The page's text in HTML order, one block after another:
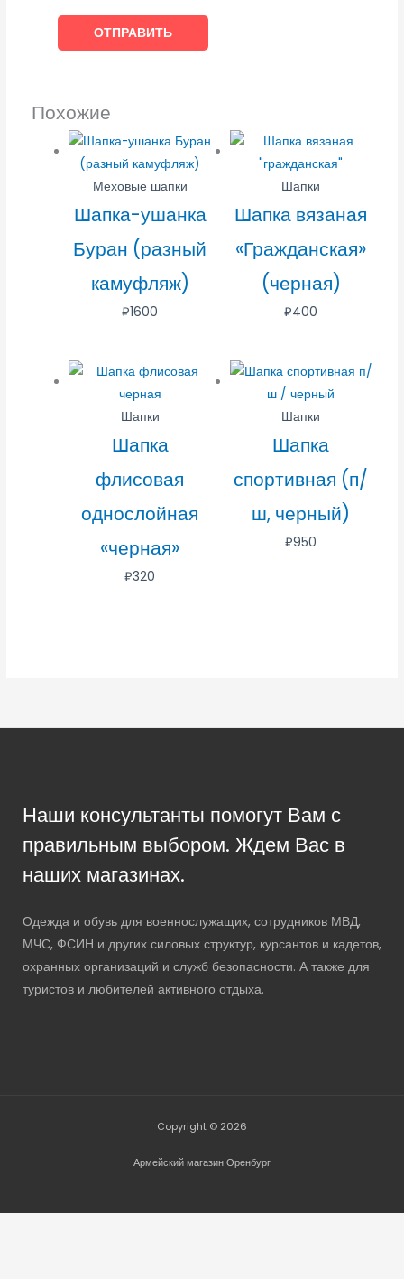
Похожие
Меховые шапки
Шапка-ушанка
Буран (разный
камуфляж)
₽1600
Шапки
Шапка вязаная
«Гражданская»
(черная)
₽400
Шапки
Шапка
флисовая
однослойная
«черная»
₽320
Шапки
Шапка
спортивная (п/
ш, черный)
₽950
Наши консультанты помогут Вам с
правильным выбором. Ждем Вас в
наших магазинах.
Одежда и обувь для военнослужащих, сотрудников МВД,
МЧС, ФСИН и других силовых структур, курсантов и кадетов,
охранных организаций и служб безопасности. А также для
туристов и любителей активного отдыха.
Copyright © 2026
Армейский магазин Оренбург